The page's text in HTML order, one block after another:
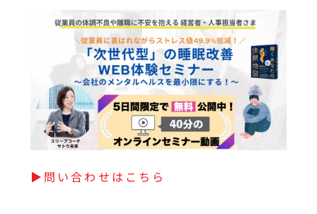
▶︎問い合わせはこちら